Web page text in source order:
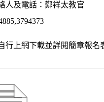
人及電話：鄭祥太教官
行上網下載並詳閱簡章報名